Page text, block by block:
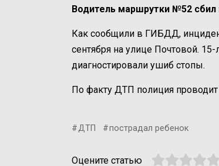
Водитель маршрутки №52
Как сообщили в ГИБДД,
сентября на улице Почтовой.
диагностировали ушиб стопы.
По факту ДТП полиция проводит
ДТП пострадал ребенок
Оцените статью